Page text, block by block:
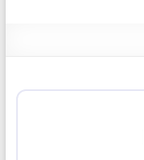
Egyesület